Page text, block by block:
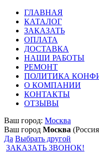
ГЛАВНАЯ
КАТАЛОГ
ЗАКАЗАТЬ
ОПЛАТА
ДОСТАВКА
НАШИ РАБОТЫ
РЕМОНТ
ПОЛИТИКА
О КОМПАНИИ
КОНТАКТЫ
ОТЗЫВЫ
Ваш город: Москва
Ваш город Москва
Да Выбрать другой
ЗАКАЗАТЬ ЗВОНОК!